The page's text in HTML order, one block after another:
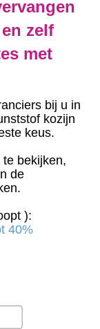
zelf
met
bij u in
kozijn
keus.
bekijken,
de
):
40%‎